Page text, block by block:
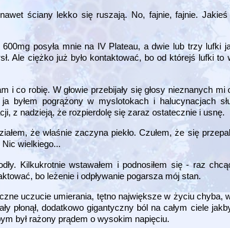
ściany lekko się ruszają. No, fajnie, fajnie.
posyła mnie na IV Plateau, a dwie lub trzy lufki
Ale ciężko już było kontaktować, bo od którejś lufki to
i co robię. W głowie przebijały się głosy nieznanych mi
byłem pogrążony w myslotokach i halucynacjach
z nadzieją, że rozpierdolę się zaraz ostatecznie i usnę.
że właśnie zaczyna piekło. Czułem, że się
wielkiego...
Kilkukrotnie wstawałem i podnosiłem się - raz
bo leżenie i odpływanie pogarsza mój stan.
uczucie umierania, tętno największe w życiu chyba,
płonął, dodatkowo gigantyczny ból na całym ciele
był rażony prądem o wysokim napięciu.